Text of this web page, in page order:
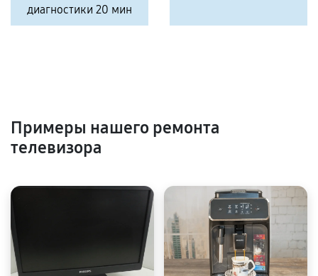
диагностики 20 мин
Примеры нашего ремонта
телевизора